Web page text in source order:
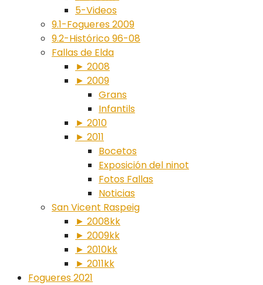
5-Videos
9.1-Fogueres 2009
9.2-Histórico 96-08
Fallas de Elda
► 2008
► 2009
Grans
Infantils
► 2010
► 2011
Bocetos
Exposición del ninot
Fotos Fallas
Noticias
San Vicent Raspeig
► 2008kk
► 2009kk
► 2010kk
► 2011kk
Fogueres 2021